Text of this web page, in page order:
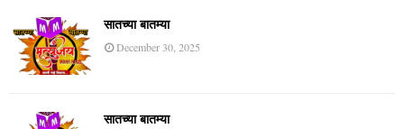
सातच्या बातम्या
December 30, 2025
सातच्या बातम्या